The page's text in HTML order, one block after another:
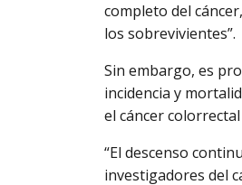
completo del
los sobrevivientes”.
Sin embargo, es
incidencia y
el cáncer
“El descenso
investigadores del